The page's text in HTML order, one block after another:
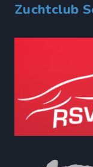
Zuchtclub